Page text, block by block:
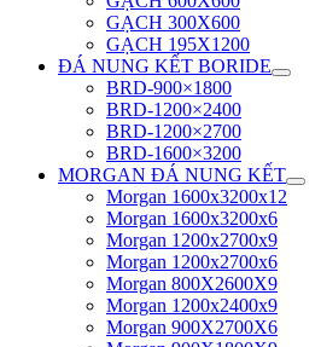
GẠCH 300X600
GẠCH 195X1200
ĐÁ NUNG KẾT BORIDE
BRD-900×1800
BRD-1200×2400
BRD-1200×2700
BRD-1600×3200
MORGAN ĐÁ NUNG KẾT
Morgan 1600x3200x12
Morgan 1600x3200x6
Morgan 1200x2700x9
Morgan 1200x2700x6
Morgan 800X2600X9
Morgan 1200x2400x9
Morgan 900X2700X6